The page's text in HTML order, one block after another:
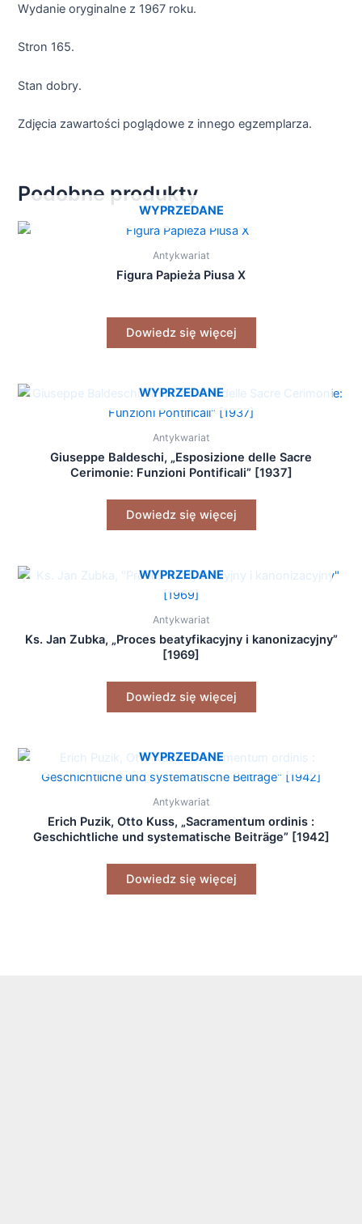
Wydanie oryginalne z 1967 roku.
Stron 165.
Stan dobry.
Zdjęcia zawartości poglądowe z innego egzemplarza.
Podobne produkty
WYPRZEDANE
Antykwariat
Figura Papieża Piusa X
Dowiedz się więcej
WYPRZEDANE
Antykwariat
Giuseppe Baldeschi, „Esposizione delle Sacre
Cerimonie: Funzioni Pontificali” [1937]
Dowiedz się więcej
WYPRZEDANE
Antykwariat
Ks. Jan Zubka, „Proces beatyfikacyjny i kanonizacyjny”
[1969]
Dowiedz się więcej
WYPRZEDANE
Antykwariat
Erich Puzik, Otto Kuss, „Sacramentum ordinis :
Geschichtliche und systematische Beiträge” [1942]
Dowiedz się więcej